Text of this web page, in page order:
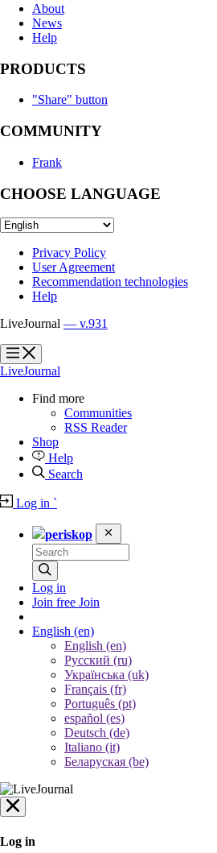
About
News
Help
PRODUCTS
"Share" button
COMMUNITY
Frank
CHOOSE LANGUAGE
Privacy Policy
User Agreement
Recommendation technologies
Help
LiveJournal — v.931
?
?
LiveJournal
Find more
Communities
RSS Reader
Shop
Help
Search
Log in `
periskop
Log in
Join free Join
English (en)
English (en)
Русский (ru)
Українська (uk)
Français (fr)
Português (pt)
español (es)
Deutsch (de)
Italiano (it)
Беларуская (be)
Log in